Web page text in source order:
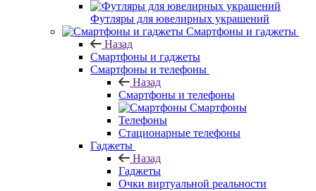
Футляры для ювелирных украшений
Смартфоны и гаджеты
Назад
Смартфоны и гаджеты
Смартфоны и телефоны
Назад
Смартфоны и телефоны
Смартфоны
Телефоны
Стационарные телефоны
Гаджеты
Назад
Гаджеты
Очки виртуальной реальности